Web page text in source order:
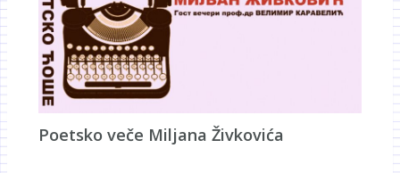
Poetsko veče Miljana Živkovića